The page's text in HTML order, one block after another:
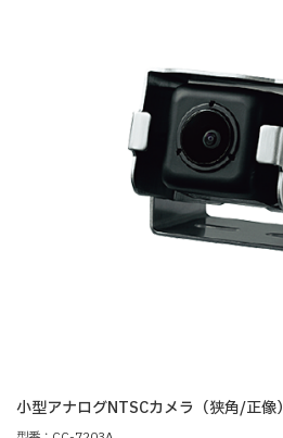
小型アナログNTSCカメラ（狭角/正像）